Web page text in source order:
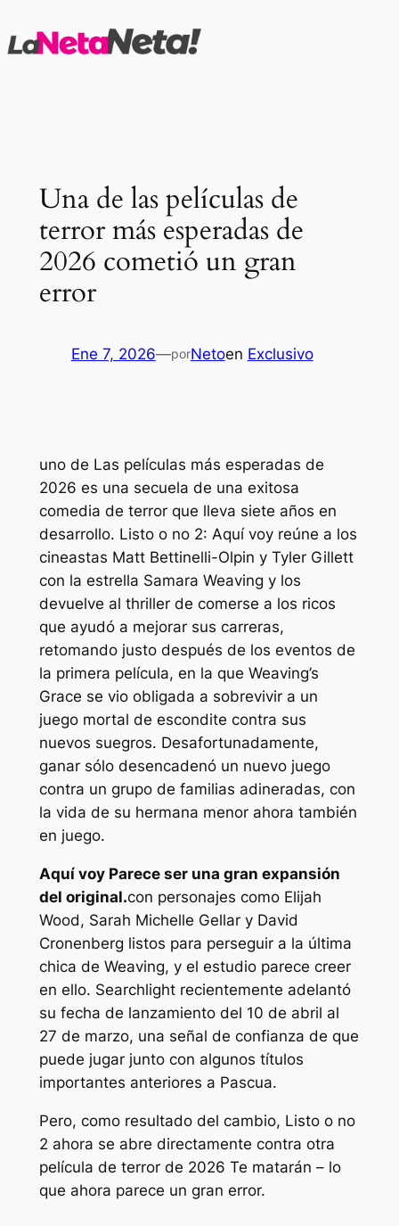
al
Una de las películas de
terror más esperadas de
2026 cometió un gran
error
Ene 7, 2026—porNetoen Exclusivo
uno de Las películas más esperadas de
2026 es una secuela de una exitosa
comedia de terror que lleva siete años en
desarrollo. Listo o no 2: Aquí voy reúne a los
cineastas Matt Bettinelli-Olpin y Tyler Gillett
con la estrella Samara Weaving y los
devuelve al thriller de comerse a los ricos
que ayudó a mejorar sus carreras,
retomando justo después de los eventos de
la primera película, en la que Weaving’s
Grace se vio obligada a sobrevivir a un
juego mortal de escondite contra sus
nuevos suegros. Desafortunadamente,
ganar sólo desencadenó un nuevo juego
contra un grupo de familias adineradas, con
la vida de su hermana menor ahora también
en juego.
Aquí voyParece ser una gran expansión
del original.con personajes como Elijah
Wood, Sarah Michelle Gellar y David
Cronenberg listos para perseguir a la última
chica de Weaving, y el estudio parece creer
en ello. Searchlight recientemente adelantó
su fecha de lanzamiento del 10 de abril al
27 de marzo, una señal de confianza de que
puede jugar junto con algunos títulos
importantes anteriores a Pascua.
Pero, como resultado del cambio, Listo o no
2 ahora se abre directamente contra otra
película de terror de 2026 Te matarán – lo
que ahora parece un gran error.